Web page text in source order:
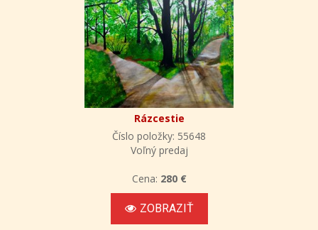
Rázcestie
Číslo položky: 55648
Voľný predaj
Cena: 280 €
ZOBRAZIŤ